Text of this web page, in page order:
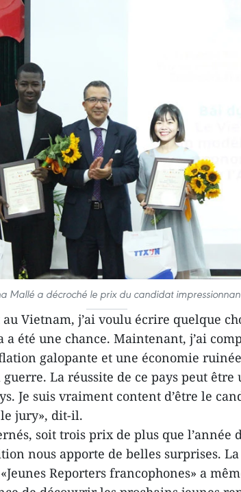
Mallé a décroché le prix du candidat
Vietnam, j’ai voulu écrire quelque
a été une chance. Maintenant, j’ai
galopante et une économie
La réussite de ce pays peut
Je suis vraiment content d’être le
jury», dit-il.
soit trois prix de plus que l’année
nous apporte de belles surprises.
Reporters francophones» a